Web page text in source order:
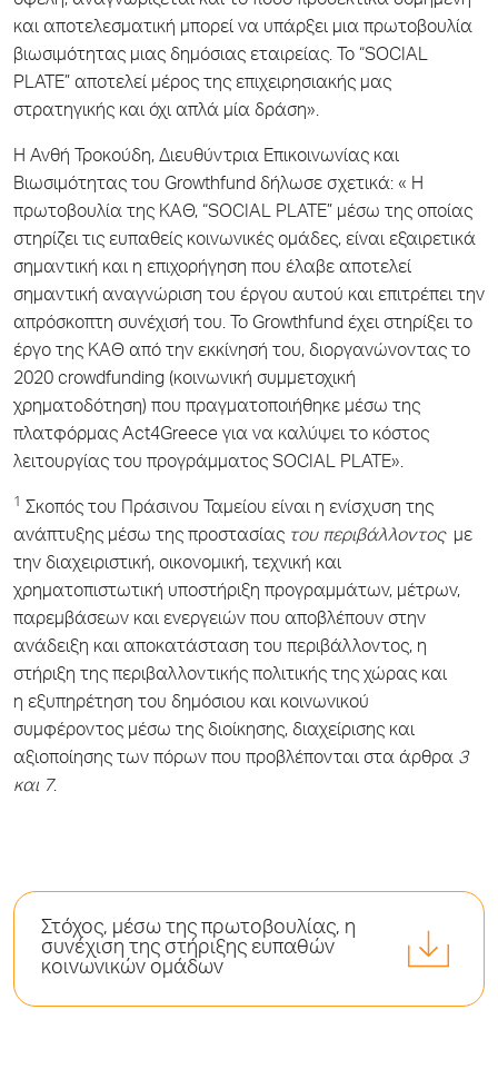
και αποτελεσματική μπορεί να υπάρξει μια πρωτοβουλία
βιωσιμότητας μιας δημόσιας εταιρείας. Το “SOCIAL
PLATE” αποτελεί μέρος της επιχειρησιακής μας
στρατηγικής και όχι απλά μία δράση».
Η Ανθή Τροκούδη, Διευθύντρια Επικοινωνίας και
Βιωσιμότητας του Growthfund δήλωσε σχετικά: « Η
πρωτοβουλία της ΚΑΘ, “SOCIAL PLATE” μέσω της οποίας
στηρίζει τις ευπαθείς κοινωνικές ομάδες, είναι εξαιρετικά
σημαντική και η επιχορήγηση που έλαβε αποτελεί
σημαντική αναγνώριση του έργου αυτού και επιτρέπει την
απρόσκοπτη συνέχισή του. Το Growthfund έχει στηρίξει το
έργο της ΚΑΘ από την εκκίνησή του, διοργανώνοντας το
2020 crowdfunding (κοινωνική συμμετοχική
χρηματοδότηση) που πραγματοποιήθηκε μέσω της
πλατφόρμας Act4Greece για να καλύψει το κόστος
λειτουργίας του προγράμματος SOCIAL PLATE».
1
Σκοπός του Πράσινου Ταμείου είναι η ενίσχυση της
ανάπτυξης μέσω της προστασίας του περιβάλλοντοςμε
την διαχειριστική, οικονομική, τεχνική και
χρηματοπιστωτική υποστήριξη προγραμμάτων, μέτρων,
παρεμβάσεων και ενεργειών που αποβλέπουν στην
ανάδειξη και αποκατάσταση του περιβάλλοντος, η
στήριξη της περιβαλλοντικής πολιτικής της χώρας και
η εξυπηρέτηση του δημόσιου και κοινωνικού
συμφέροντος μέσω της διοίκησης, διαχείρισης και
αξιοποίησης των πόρων που προβλέπονται στα άρθρα 3
και 7.
Στόχος, μέσω της πρωτοβουλίας, η
συνέχιση της στήριξης ευπαθών
κοινωνικών ομάδων